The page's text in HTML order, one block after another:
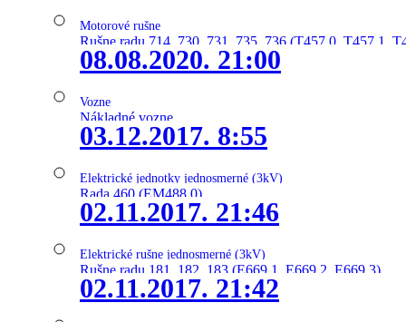
Motorové rušne
Rušne radu 714, 730, 731, 735, 736 (T457.0, T457.1,
08.08.2020. 21:00
Vozne
Nákladné vozne
03.12.2017. 8:55
Elektrické jednotky jednosmerné (3kV)
Rada 460 (EM488.0)
02.11.2017. 21:46
Elektrické rušne jednosmerné (3kV)
Rušne radu 181, 182, 183 (E669.1, E669.2, E669.3)
02.11.2017. 21:42